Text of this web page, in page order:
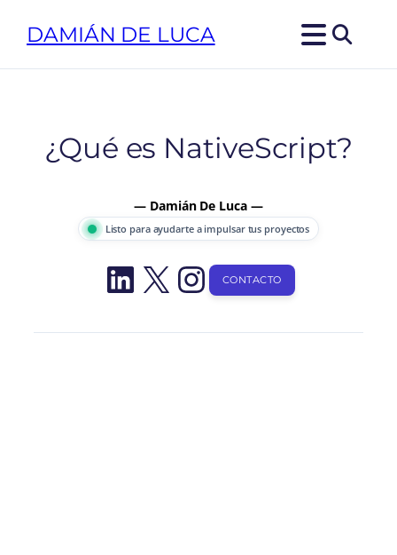
DAMIÁN DE LUCA
¿Qué es NativeScript?
— Damián De Luca —
Listo para ayudarte a impulsar tus proyectos
LinkedIn
X Instagram
CONTACTO